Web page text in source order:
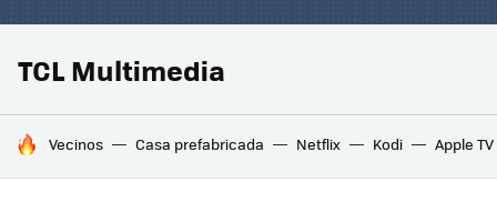
TCL Multimedia
HOY SE HABLA DE
Vecinos Casa prefabricada Netflix Kodi Apple TV